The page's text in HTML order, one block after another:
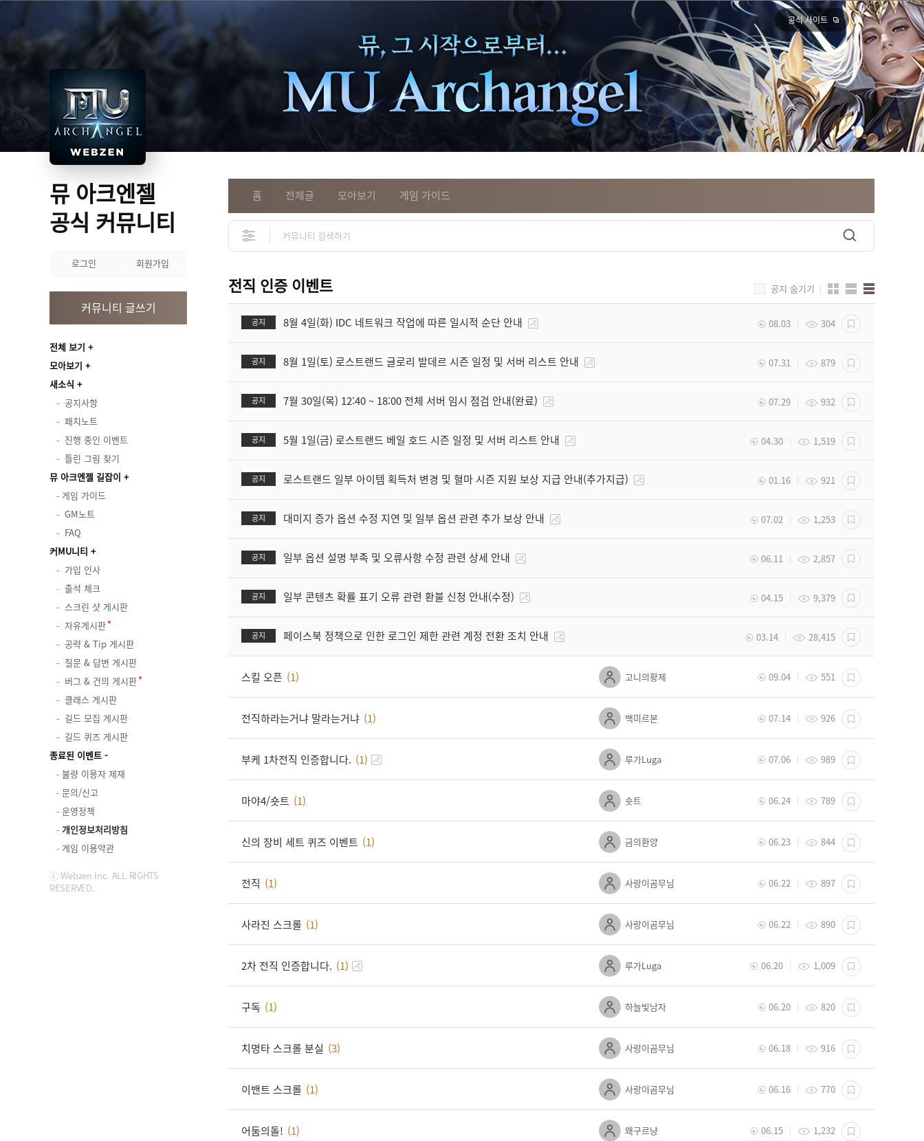
공식 사이트
뮤 아크엔젤
공식 커뮤니티
로그인 회원가입
커뮤니티 글쓰기
전체 보기
모아보기
새소식
공지사항
패치노트
진행 중인 이벤트
틀린 그림 찾기
뮤 아크엔젤 길잡이
게임 가이드
GM노트
FAQ
커MU니티
가입 인사
출석 체크
스크린 샷 게시판
자유게시판
공략 & Tip 게시판
질문 & 답변 게시판
버그 & 건의 게시판
클래스 게시판
길드 모집 게시판
길드 퀴즈 게시판
종료된 이벤트
불량 이용자 제재
문의/신고
운영정책
개인정보처리방침
게임 이용약관
ⓒ Webzen Inc. ALL RIGHTS
RESERVED.
홈 전체글 모아보기 게임 가이드
전직 인증 이벤트 공지 숨기기
공지 8월 4일(화) IDC 네트워크 작업에 따른 일시적 순단 안내 08.03 304
공지 8월 1일(토) 로스트랜드 글로리 발데르 시즌 일정 및 서버 리스트 안내 07.31 879
공지 7월 30일(목) 12:40 ~ 18:00 전체 서버 임시 점검 안내(완료) 07.29 932
공지 5월 1일(금) 로스트랜드 베일 호드 시즌 일정 및 서버 리스트 안내 04.30 1,519
공지 로스트랜드 일부 아이템 획득처 변경 및 혈마 시즌 지원 보상 지급 안내(추가지급) 01.16 921
공지 대미지 증가 옵션 수정 지연 및 일부 옵션 관련 추가 보상 안내 07.02 1,253
공지 일부 옵션 설명 부족 및 오류사항 수정 관련 상세 안내 06.11 2,857
공지 일부 콘텐츠 확률 표기 오류 관련 환불 신청 안내(수정) 04.15 9,379
공지 페이스북 정책으로 인한 로그인 제한 관련 계정 전환 조치 안내 03.14 28,415
스킬 오픈 (1) 고니의황제 09.04 551
전직하라는거냐 말라는거냐 (1) 백미르본 07.14 926
부케 1차전직 인증합니다. (1) 루가Luga 07.06 989
마야4/숏트 (1) 숏트 06.24 789
신의 장비 세트 퀴즈 이벤트 (1) 금의환양 06.23 844
전직 (1) 사랑이곰무님 06.22 897
사라진 스크롤 (1) 사랑이곰무님 06.22 890
2차 전직 인증합니다. (1) 루가Luga 06.20 1,009
구독 (1) 하늘빛남자 06.20 820
치명타 스크롤 분실 (3) 사랑이곰무님 06.18 916
이밴트 스크롤 (1) 사랑이곰무님 06.16 770
어둠의돌! (1) 왜구르냥 06.15 1,232